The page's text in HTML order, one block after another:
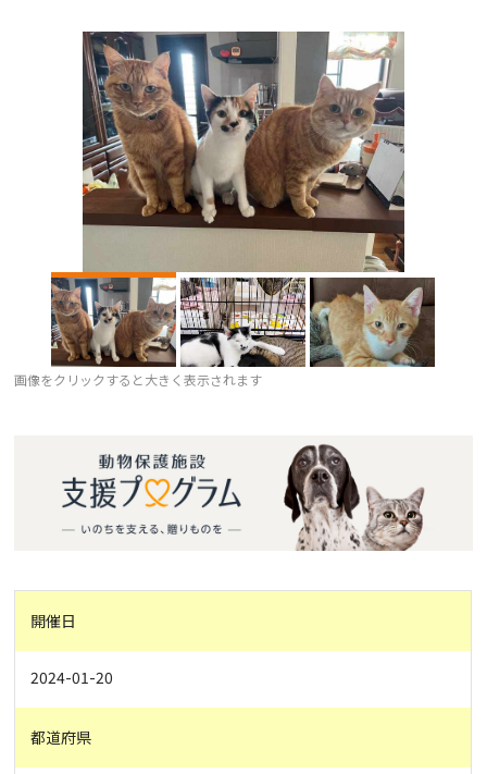
画像をクリックすると大きく表示されます
開催日
2024-01-20
都道府県